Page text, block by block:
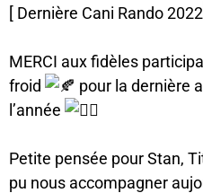
[ Dernière Cani Rando 2022
MERCI aux fidèles
froid
pour la dernière
l’année
Petite pensée pour Stan,
pu nous accompagner